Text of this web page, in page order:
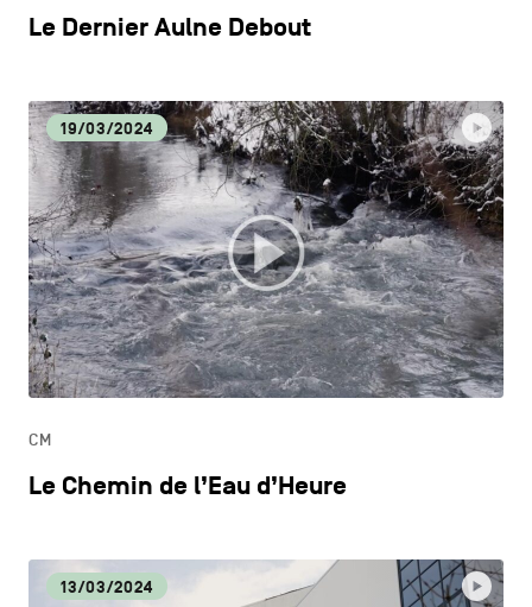
Le Dernier Aulne Debout
19/03/2024
CM
Le Chemin de l’Eau d’Heure
13/03/2024